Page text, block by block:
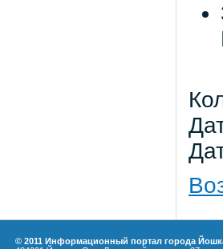
© 2011 Информационный портал города